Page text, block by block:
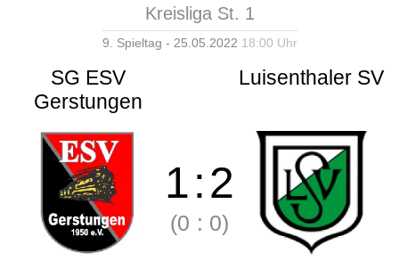
Kreisliga St. 1
9. Spieltag - 25.05.2022 18:00 Uhr
SG ESV
Gerstungen
Luisenthaler SV
1:2
(0 : 0)